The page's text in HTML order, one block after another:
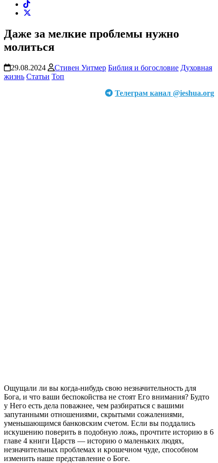
Даже за мелкие проблемы нужно
молиться
29.08.2024 Стивен Уитмер Библия и богословие Духовная
жизнь Статьи Топ
Телеграм канал @ieshua.org
Ощущали ли вы когда-нибудь свою незначительность для
Бога, и что ваши беспокойства не стоят Его внимания? Будто
у Него есть дела поважнее, чем разбираться с вашими
запутанными отношениями, скрытыми сожалениями,
уменьшающимся банковским счетом. Если вы поддались
искушению поверить в подобную ложь, прочтите историю в 6
главе 4 книги Царств — историю о маленьких людях,
незначительных проблемах и крошечном чуде, способном
изменить наше представление о Боге.